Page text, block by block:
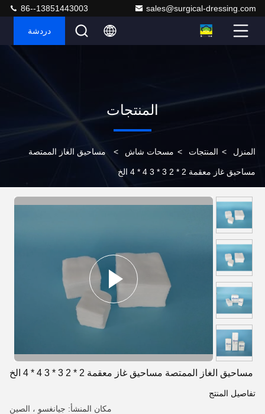
sales@surgical-dressing.com
86--13851443003
دردشة
المنتجات
المنزل > المنتجات > مسحات شاش > مساحيق الغاز الممتصة
مساحيق غاز معقمة 2 * 2 3 * 3 4 * 4 الخ
مساحيق الغاز الممتصة مساحيق غاز معقمة 2 * 2 3 * 3 4 * 4 الخ
تفاصيل المنتج
مكان المنشأ: جيانغسو ، الصين